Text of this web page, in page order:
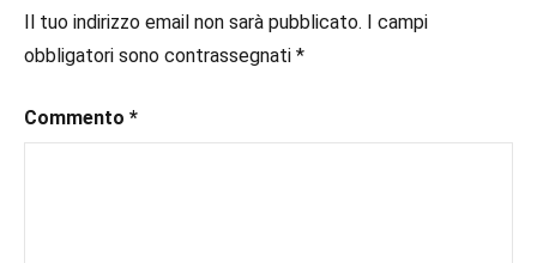
#ebook
#inlibreria,
#instalibri,
Il tuo indirizzo email non sarà pubblicato. I campi
obbligatori sono contrassegnati *
Commento *